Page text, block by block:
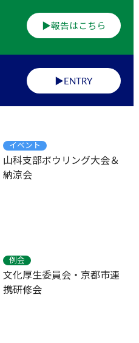
▶報告はこちら
▶ENTRY
イベント
山科支部ボウリング大会＆
納涼会
例会
文化厚生委員会・京都市連
携研修会